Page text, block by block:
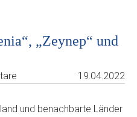
„Zeynep“ und
19.04.2022
und benachbarte Länder